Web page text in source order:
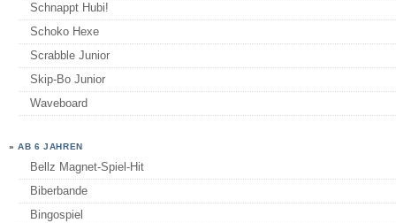
Schnappt Hubi!
Schoko Hexe
Scrabble Junior
Skip-Bo Junior
Waveboard
»AB 6 JAHREN
Bellz Magnet-Spiel-Hit
Biberbande
Bingospiel